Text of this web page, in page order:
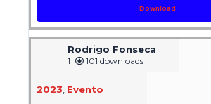
Download
Rodrigo Fonseca
1 101 downloads
2023 Evento